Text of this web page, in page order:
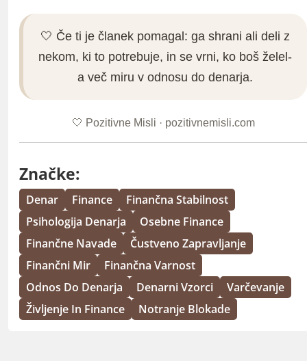
🤍 Če ti je članek pomagal: ga shrani ali deli z
nekom, ki to potrebuje, in se vrni, ko boš želel-
a več miru v odnosu do denarja.
🤍 Pozitivne Misli · pozitivnemisli.com
Značke:
Denar Finance
Finančna Stabilnost
Psihologija Denarja
Osebne Finance
Finančne Navade
Čustveno Zapravljanje
Finančni Mir
Finančna Varnost
Odnos Do Denarja
Denarni Vzorci
Varčevanje
Življenje In Finance
Notranje Blokade